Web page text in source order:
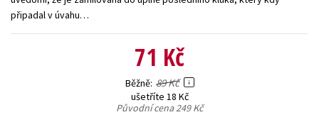
připadal v úvahu…
71 Kč
Běžně 89 Kč
ušetříte 18 Kč
Původní cena249 Kč